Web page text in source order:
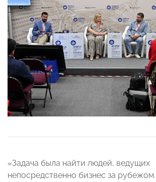
«Задача была найти людей, ведущих
непосредственно бизнес за рубежом.